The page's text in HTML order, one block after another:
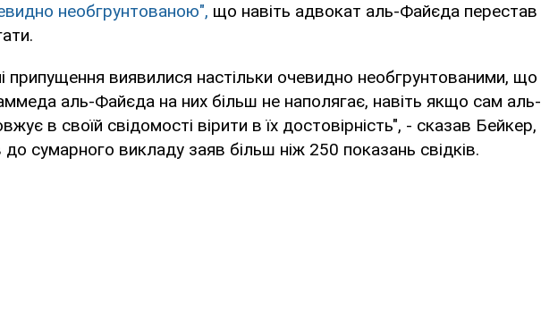
необгрунтованою", що навіть адвокат аль-Файєда перестав
припущення виявилися настільки очевидно необгрунтованими, що
аль-Файєда на них більш не наполягає, навіть якщо сам аль-
в своїй свідомості вірити в їх достовірність", - сказав Бейкер,
сумарного викладу заяв більш ніж 250 показань свідків.